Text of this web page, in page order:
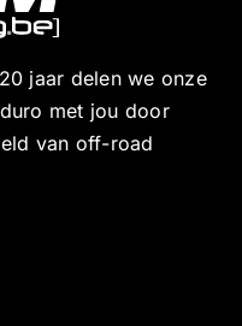
jaar delen we onze
met jou door
van off-road